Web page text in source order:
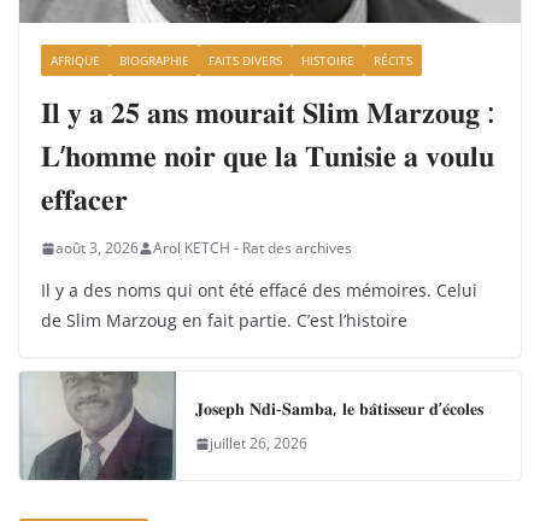
AFRIQUE BIOGRAPHIE FAITS DIVERS HISTOIRE RÉCITS
𝐈𝐥 𝐲 𝐚 𝟐𝟓 𝐚𝐧𝐬 𝐦𝐨𝐮𝐫𝐚𝐢𝐭 𝐒𝐥𝐢𝐦 𝐌𝐚𝐫𝐳𝐨𝐮𝐠 :
𝐋’𝐡𝐨𝐦𝐦𝐞 𝐧𝐨𝐢𝐫 𝐪𝐮𝐞 𝐥𝐚 𝐓𝐮𝐧𝐢𝐬𝐢𝐞 𝐚 𝐯𝐨𝐮𝐥𝐮
𝐞𝐟𝐟𝐚𝐜𝐞𝐫
août 3, 2026 Arol KETCH - Rat des archives
Il y a des noms qui ont été effacé des mémoires. Celui
de Slim Marzoug en fait partie. C’est l’histoire
𝐉𝐨𝐬𝐞𝐩𝐡 𝐍𝐝𝐢-𝐒𝐚𝐦𝐛𝐚, 𝐥𝐞 𝐛𝐚̂𝐭𝐢𝐬𝐬𝐞𝐮𝐫 𝐝’𝐞́𝐜𝐨𝐥𝐞𝐬
juillet 26, 2026